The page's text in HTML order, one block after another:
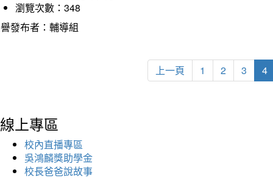
瀏覽次數：348
發布者：輔導組
上一頁 1 2 3 4
線上專區
校內直播專區
吳鴻麟獎助學金
校長爸爸說故事